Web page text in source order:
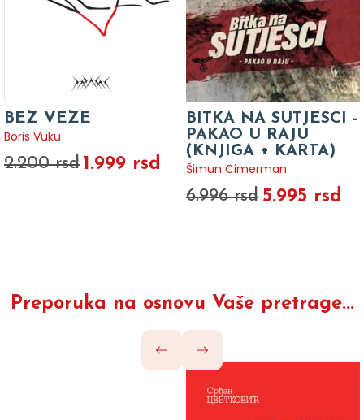
BEZ VEZE
Boris Vuku
2.200 rsd 1.999 rsd
BITKA NA SUTJESCI -
PAKAO U RAJU
(KNJIGA + KARTA)
Šimun Cimerman
6.996 rsd 5.995 rsd
Preporuka na osnovu Vaše pretrage...